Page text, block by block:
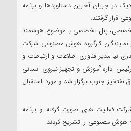
در جریان آخرین دستاوردها و برنامه
قرار گرفتند.
پنل تخصصی با موضوع هوشمند
کارگروه هوش مصنوعی شرکت
نیا مدیر فناوری اطلاعات و ارتباطات و
اداره آموزش و تجهیز نیروی انسانی
نفتخیز جنوب برگزار شد و مورد استقبال
فعالیت های صورت گرفته و برنامه
هوش مصنوعی را تشریح کرد‌ند.